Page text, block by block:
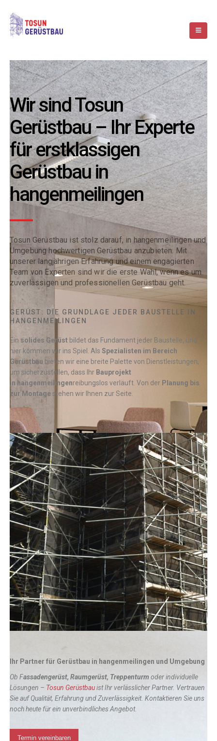
Wir sind Tosun
Gerüstbau – Ihr Experte
für erstklassigen
Gerüstbau in
hangenmeilingen
Tosun Gerüstbau ist stolz darauf, in hangenmeilingen und
Umgebung hochwertigen Gerüstbau anzubieten. Mit
unserer langjährigen Erfahrung und einem engagierten
Team von Experten sind wir die erste Wahl, wenn es um
zuverlässigen und professionellen Gerüstbau geht.
GERÜST: DIE GRUNDLAGE JEDER BAUSTELLE IN
HANGENMEILINGEN
Ein solides Gerüst bildet das Fundament jeder Baustelle, und
hier kommen wir ins Spiel. Als Spezialisten im Bereich
Gerüstbau bieten wir eine breite Palette von Dienstleistungen,
um sicherzustellen, dass Ihr Bauprojekt
in hangenmeilingenreibungslos verläuft. Von der Planung bis
zur Montagestehen wir Ihnen zur Seite.
Ihr Partner für Gerüstbau in hangenmeilingen und Umgebung
Ob Fassadengerüst, Raumgerüst, Treppenturm oder individuelle
Lösungen – Tosun Gerüstbauist Ihr verlässlicher Partner. Vertrauen
Sie auf Qualität, Erfahrung und Zuverlässigkeit. Kontaktieren Sie uns
noch heute für ein unverbindliches Angebot.
Termin vereinbaren